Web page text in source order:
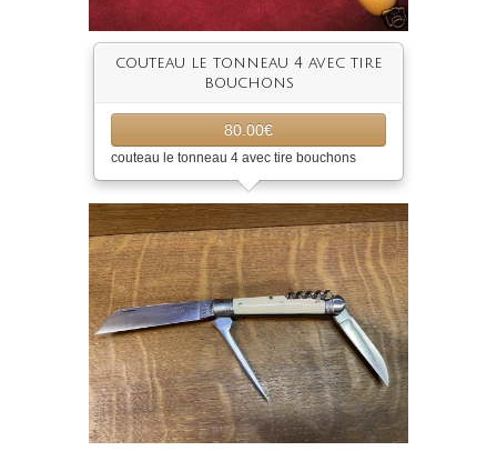
couteau le tonneau 4 avec tire
bouchons
80.00€
couteau le tonneau 4 avec tire bouchons